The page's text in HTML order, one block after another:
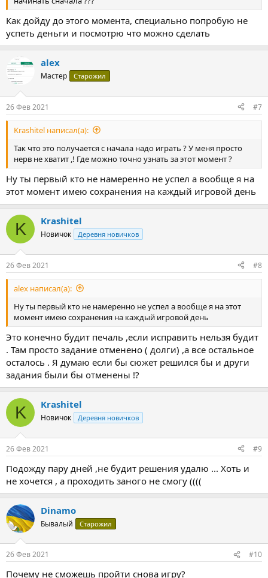
Как дойду до этого момента, специально попробую не
успеть деньги и посмотрю что можно сделать
alex
Мастер Старожил
26 Фев 2021 #7
Krashitel написал(а):
Так что это получается с начала надо играть ? У меня просто
нерв не хватит ,! Где можно точно узнать за этот момент ?
Ну ты первый кто не намеренно не успел а вообще я на
этот момент имею сохранения на каждый игровой день
K Krashitel
Новичок Деревня новичков
26 Фев 2021 #8
alex написал(а):
Ну ты первый кто не намеренно не успел а вообще я на этот
момент имею сохранения на каждый игровой день
Это конечно будит печаль ,если исправить нельзя будит
. Там просто задание отменено ( долги) ,а все остальное
осталось . Я думаю если бы сюжет решился бы и други
задания были бы отменены !?
K Krashitel
Новичок Деревня новичков
26 Фев 2021 #9
Подожду пару дней ,не будит решения удалю ... Хоть и
не хочется , а проходить заного не смогу ((((
Dinamo
Бывалый Старожил
26 Фев 2021 #10
Почему не сможешь пройти снова игру?